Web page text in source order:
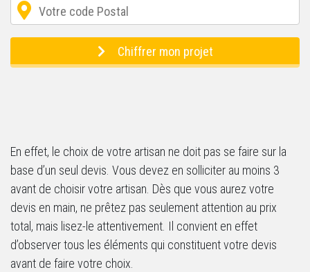
Chiffrer mon projet
En effet, le choix de votre artisan ne doit pas se faire sur la
base d’un seul devis. Vous devez en solliciter au moins 3
avant de choisir votre artisan. Dès que vous aurez votre
devis en main, ne prêtez pas seulement attention au prix
total, mais lisez-le attentivement. Il convient en effet
d’observer tous les éléments qui constituent votre devis
avant de faire votre choix.